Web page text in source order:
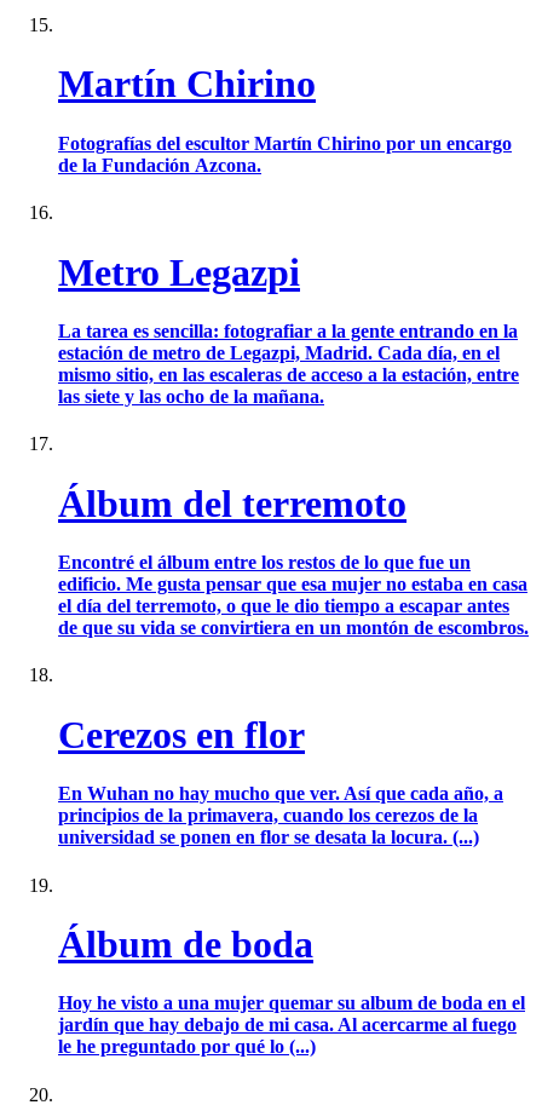
Martín Chirino
Fotografías del escultor Martín Chirino por un encargo
de la Fundación Azcona.
Metro Legazpi
La tarea es sencilla: fotografiar a la gente entrando en la
estación de metro de Legazpi, Madrid. Cada día, en el
mismo sitio, en las escaleras de acceso a la estación, entre
las siete y las ocho de la mañana.
Álbum del terremoto
Encontré el álbum entre los restos de lo que fue un
edificio. Me gusta pensar que esa mujer no estaba en casa
el día del terremoto, o que le dio tiempo a escapar antes
de que su vida se convirtiera en un montón de escombros.
Cerezos en flor
En Wuhan no hay mucho que ver. Así que cada año, a
principios de la primavera, cuando los cerezos de la
universidad se ponen en flor se desata la locura. (...)
Álbum de boda
Hoy he visto a una mujer quemar su album de boda en el
jardín que hay debajo de mi casa. Al acercarme al fuego
le he preguntado por qué lo (...)